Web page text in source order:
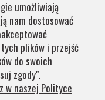
umożliwiają
nam dostosować
plików i przejść
do swoich
zgody".
w naszej Polityce